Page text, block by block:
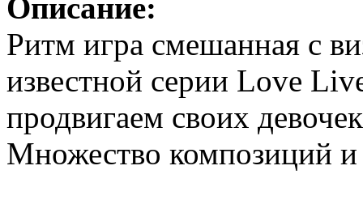
Описание:
Ритм игра смешанная с
известной серии Love
продвигаем своих
Множество композиций